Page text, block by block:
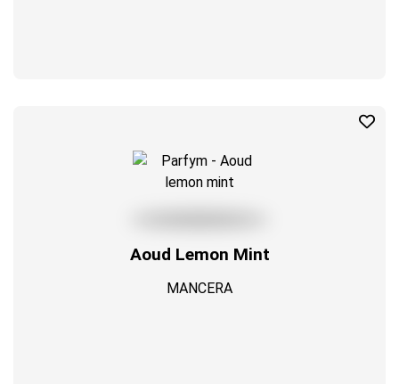
Aoud Lemon Mint
MANCERA